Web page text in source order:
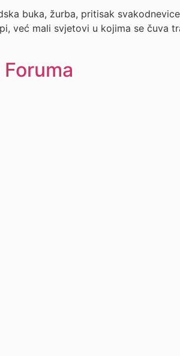
buka, žurba, pritisak
već mali svjetovi u kojima se čuva